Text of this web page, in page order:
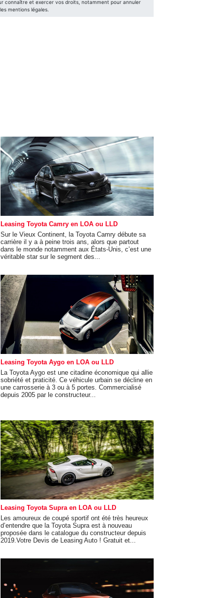
Leasing Toyota Camry en LOA ou LLD
Sur le Vieux Continent, la Toyota Camry débute sa
carrière il y a à peine trois ans, alors que partout
dans le monde notamment aux États-Unis, c’est une
véritable star sur le segment des...
Leasing Toyota Aygo en LOA ou LLD
La Toyota Aygo est une citadine économique qui allie
sobriété et praticité. Ce véhicule urbain se décline en
une carrosserie à 3 ou à 5 portes. Commercialisé
depuis 2005 par le constructeur...
Leasing Toyota Supra en LOA ou LLD
Les amoureux de coupé sportif ont été très heureux
d’entendre que la Toyota Supra est à nouveau
proposée dans le catalogue du constructeur depuis
2019.Votre Devis de Leasing Auto ! Gratuit et...